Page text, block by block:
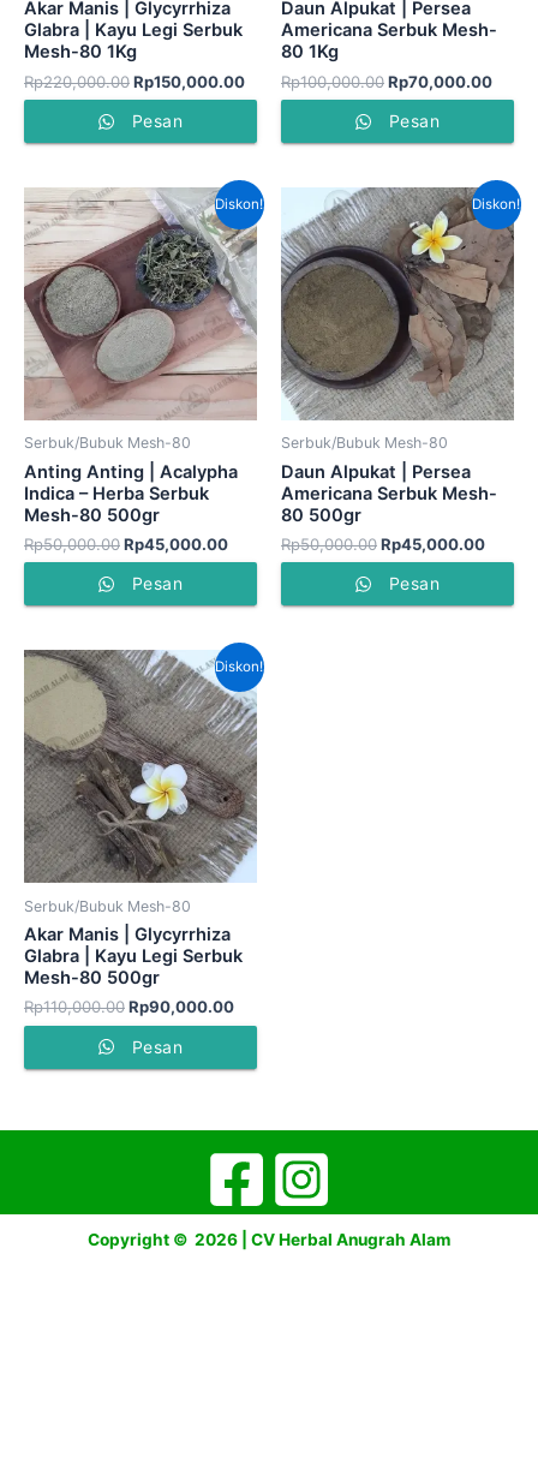
Akar Manis | Glycyrrhiza
Glabra | Kayu Legi Serbuk
Mesh-80 1Kg
Rp220,000.00Rp150,000.00
Pesan
Daun Alpukat | Persea
Americana Serbuk Mesh-
80 1Kg
Rp100,000.00Rp70,000.00
Pesan
Diskon!
Serbuk/Bubuk Mesh-80
Anting Anting | Acalypha
Indica – Herba Serbuk
Mesh-80 500gr
Rp50,000.00
Harga
aslinya
adalah:
Rp50,000.00.
Rp45,000.00
Harga
saat
ini
adalah:
Rp45,000.00.
Pesan
Diskon!
Serbuk/Bubuk Mesh-80
Daun Alpukat | Persea
Americana Serbuk Mesh-
80 500gr
Rp50,000.00
Harga
aslinya
adalah:
Rp50,000.00.
Rp45,000.00
Harga
saat
ini
Pesan
Diskon!
Serbuk/Bubuk Mesh-80
Akar Manis | Glycyrrhiza
Glabra | Kayu Legi Serbuk
Mesh-80 500gr
Rp110,000.00
Harga
aslinya
adalah:
Rp110,000.00.
Rp90,000.00
Harga
saat
ini
adalah:
Rp90,000.00.
Pesan
Copyright © 2026 | CV Herbal Anugrah Alam